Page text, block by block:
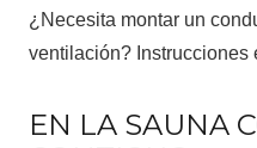
¿Necesita montar un
ventilación? Instrucciones
EN LA SAUNA